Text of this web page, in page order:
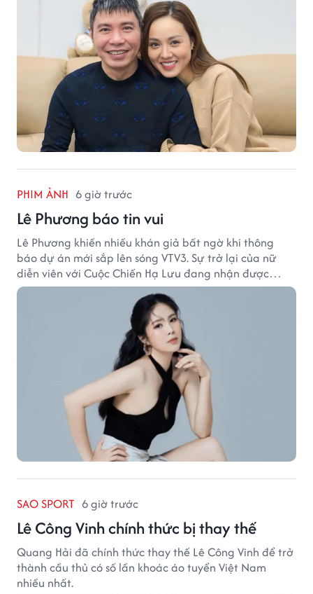
PHIM ẢNH 6 giờ trước
Lê Phương báo tin vui
Lê Phương khiến nhiều khán giả bất ngờ khi thông
báo dự án mới sắp lên sóng VTV3. Sự trở lại của nữ
diễn viên với Cuộc Chiến Hạ Lưu đang nhận được
nhiều sự quan tâm.
SAO SPORT 6 giờ trước
Lê Công Vinh chính thức bị thay thế
Quang Hải đã chính thức thay thế Lê Công Vinh để trở
thành cầu thủ có số lần khoác áo tuyển Việt Nam
nhiều nhất.